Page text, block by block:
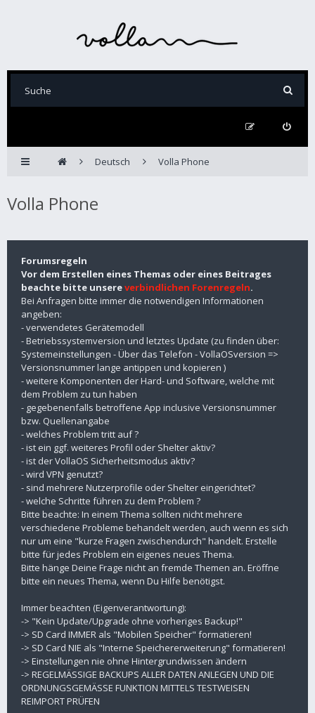
Deutsch Volla Phone
Volla Phone
Forumsregeln
Vor dem Erstellen eines Themas oder eines Beitrages
beachte bitte unsereverbindlichen Forenregeln.
Bei Anfragen bitte immer die notwendigen Informationen
angeben:
- verwendetes Gerätemodell
- Betriebssystemversion und letztes Update (zu finden über:
Systemeinstellungen - Über das Telefon - VollaOSversion =>
Versionsnummer lange antippen und kopieren )
- weitere Komponenten der Hard- und Software, welche mit
dem Problem zu tun haben
- gegebenenfalls betroffene App inclusive Versionsnummer
bzw. Quellenangabe
- welches Problem tritt auf ?
- ist ein ggf. weiteres Profil oder Shelter aktiv?
- ist der VollaOS Sicherheitsmodus aktiv?
- wird VPN genutzt?
- sind mehrere Nutzerprofile oder Shelter eingerichtet?
- welche Schritte führen zu dem Problem ?
Bitte beachte: In einem Thema sollten nicht mehrere
verschiedene Probleme behandelt werden, auch wenn es sich
nur um eine "kurze Fragen zwischendurch" handelt. Erstelle
bitte für jedes Problem ein eigenes neues Thema.
Bitte hänge Deine Frage nicht an fremde Themen an. Eröffne
bitte ein neues Thema, wenn Du Hilfe benötigst.
Immer beachten (Eigenverantwortung):
-> "Kein Update/Upgrade ohne vorheriges Backup!"
-> SD Card IMMER als "Mobilen Speicher" formatieren!
-> SD Card NIE als "Interne Speichererweiterung" formatieren!
-> Einstellungen nie ohne Hintergrundwissen ändern
-> REGELMÄSSIGE BACKUPS ALLER DATEN ANLEGEN UND DIE
ORDNUNGSGEMÄSSE FUNKTION MITTELS TESTWEISEN
REIMPORT PRÜFEN